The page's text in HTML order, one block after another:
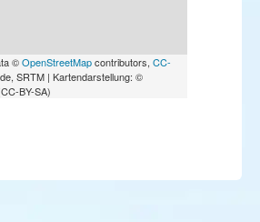
©OpenStreetMapcontributors, CC-
SRTM | Kartendarstellung: ©
BY-SA)